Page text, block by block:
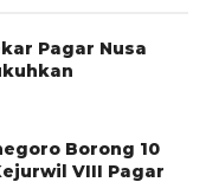
Pagar Nusa
Borong 10
VIII Pagar